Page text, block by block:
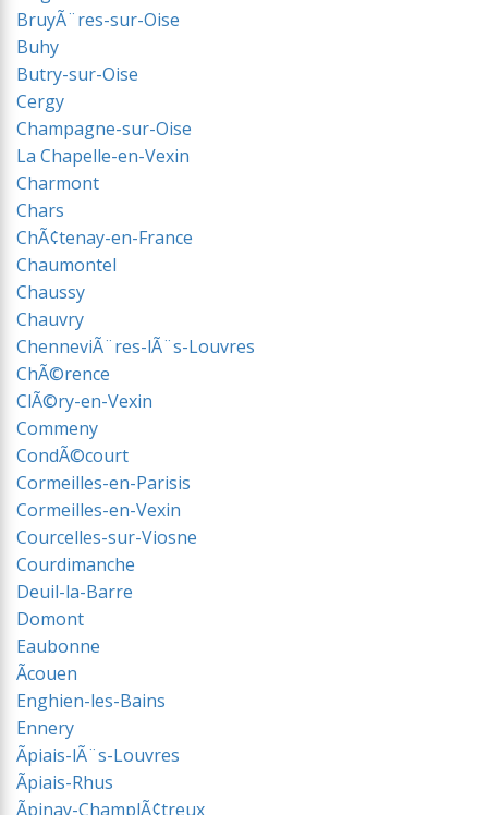
BruyÃ¨res-sur-Oise
Buhy
Butry-sur-Oise
Cergy
Champagne-sur-Oise
La Chapelle-en-Vexin
Charmont
Chars
ChÃ¢tenay-en-France
Chaumontel
Chaussy
Chauvry
ChenneviÃ¨res-lÃ¨s-Louvres
ChÃ©rence
ClÃ©ry-en-Vexin
Commeny
CondÃ©court
Cormeilles-en-Parisis
Cormeilles-en-Vexin
Courcelles-sur-Viosne
Courdimanche
Deuil-la-Barre
Domont
Eaubonne
Ãcouen
Enghien-les-Bains
Ennery
Ãpiais-lÃ¨s-Louvres
Ãpiais-Rhus
Ãpinay-ChamplÃ¢treux